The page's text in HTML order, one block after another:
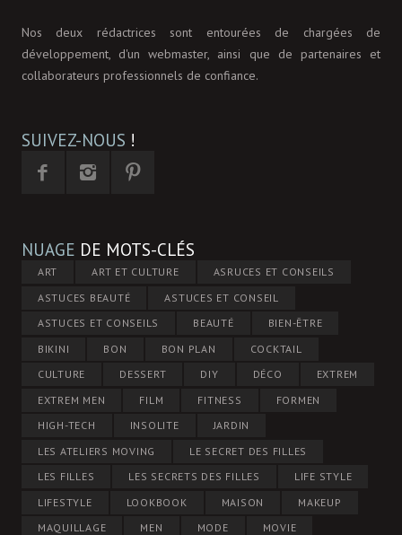
Nos deux rédactrices sont entourées de chargées de
développement, d'un webmaster, ainsi que de partenaires et
collaborateurs professionnels de confiance.
SUIVEZ-NOUS !
NUAGE DE MOTS-CLÉS
ART ART ET CULTURE
ASRUCES ET CONSEILS
ASTUCES BEAUTÉ
ASTUCES ET CONSEIL
ASTUCES ET CONSEILS
BEAUTÉ
BIEN-ÊTRE
BIKINI
BON BON PLAN
COCKTAIL
CULTURE
DESSERT DIY DÉCO
EXTREM
EXTREM MEN
FILM FITNESS
FORMEN
HIGH-TECH
INSOLITE
JARDIN
LES ATELIERS MOVING
LE SECRET DES FILLES
LES FILLES
LES SECRETS DES FILLES
LIFE STYLE
LIFESTYLE
LOOKBOOK MAISON
MAKEUP
MAQUILLAGE
MEN MODE MOVIE